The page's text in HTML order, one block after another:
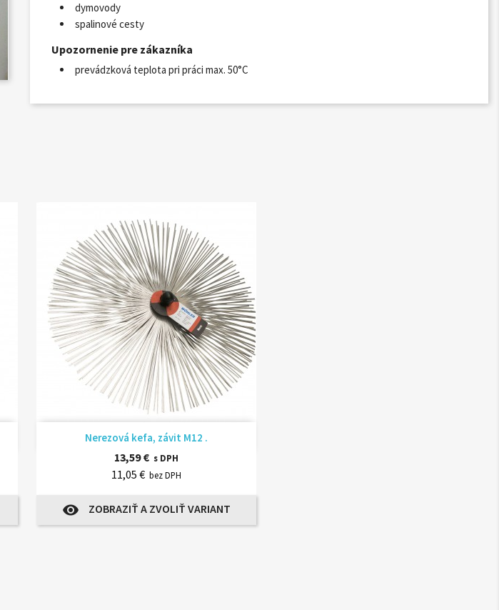
dymovody
spalinové cesty
Upozornenie pre zákazníka
prevádzková teplota pri práci max. 50°C
Nerezová kefa, závit M12 .
13,59 € s DPH
11,05 € bez DPH
visibility ZOBRAZIŤ A ZVOLIŤ VARIANT
Rýchly náhľad